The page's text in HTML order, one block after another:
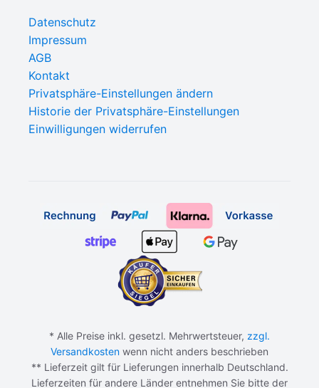
Datenschutz
Impressum
AGB
Kontakt
Privatsphäre-Einstellungen ändern
Historie der Privatsphäre-Einstellungen
Einwilligungen widerrufen
* Alle Preise inkl. gesetzl. Mehrwertsteuer, zzgl.
Versandkosten wenn nicht anders beschrieben
** Lieferzeit gilt für Lieferungen innerhalb Deutschland.
Lieferzeiten für andere Länder entnehmen Sie bitte der